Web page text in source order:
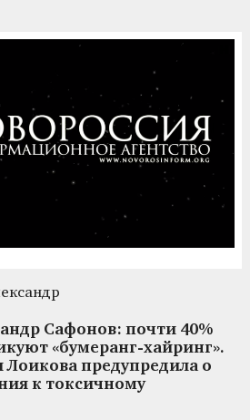
Сафонов: почти 40%
«бумеранг-хайринг».
Лоикова предупредила о
к токсичному